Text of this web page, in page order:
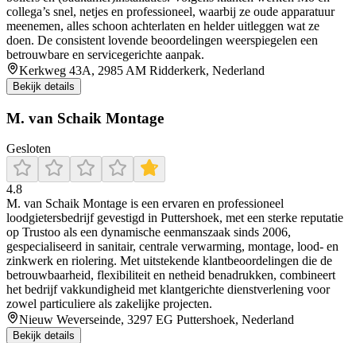
collega’s snel, netjes en professioneel, waarbij ze oude apparatuur
meenemen, alles schoon achterlaten en helder uitleggen wat ze
doen. De consistent lovende beoordelingen weerspiegelen een
betrouwbare en servicegerichte aanpak.
Kerkweg 43A, 2985 AM Ridderkerk, Nederland
Bekijk details
M. van Schaik Montage
Gesloten
4.8
M. van Schaik Montage is een ervaren en professioneel
loodgietersbedrijf gevestigd in Puttershoek, met een sterke reputatie
op Trustoo als een dynamische eenmanszaak sinds 2006,
gespecialiseerd in sanitair, centrale verwarming, montage, lood- en
zinkwerk en riolering. Met uitstekende klantbeoordelingen die de
betrouwbaarheid, flexibiliteit en netheid benadrukken, combineert
het bedrijf vakkundigheid met klantgerichte dienstverlening voor
zowel particuliere als zakelijke projecten.
Nieuw Weverseinde, 3297 EG Puttershoek, Nederland
Bekijk details